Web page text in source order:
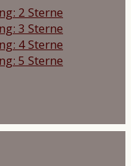
2 Sterne
3 Sterne
4 Sterne
5 Sterne